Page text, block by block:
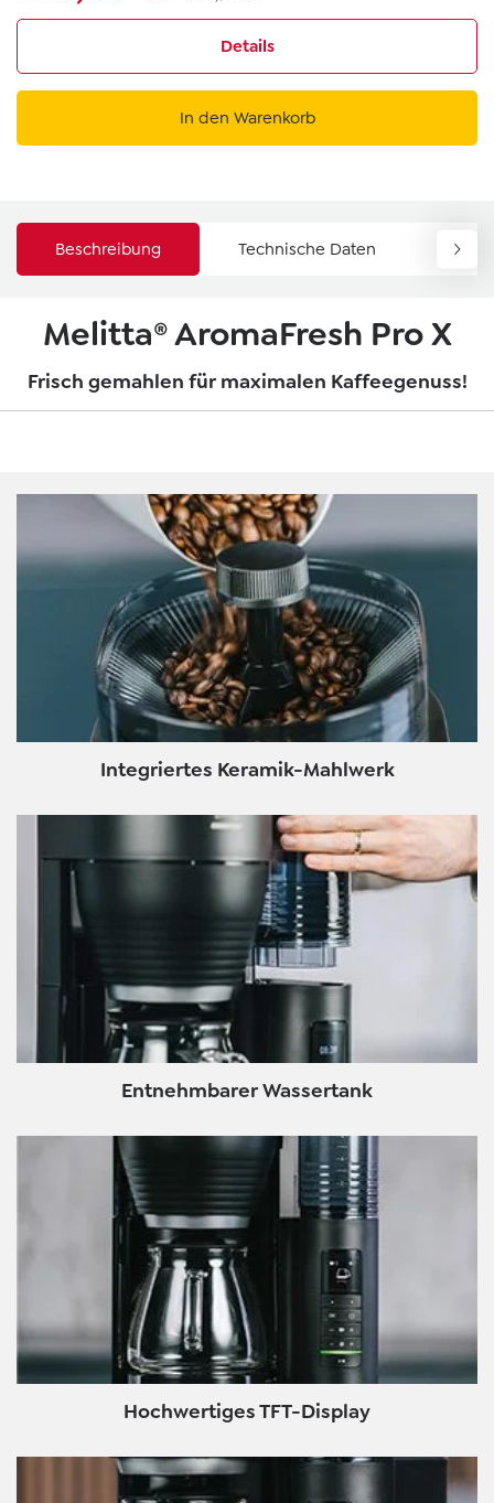
Details
In den Warenkorb
Beschreibung Technische Daten
Melitta® AromaFresh Pro X
Frisch gemahlen für maximalen Kaffeegenuss!
Integriertes Keramik-Mahlwerk
Entnehmbarer Wassertank
Hochwertiges TFT-Display